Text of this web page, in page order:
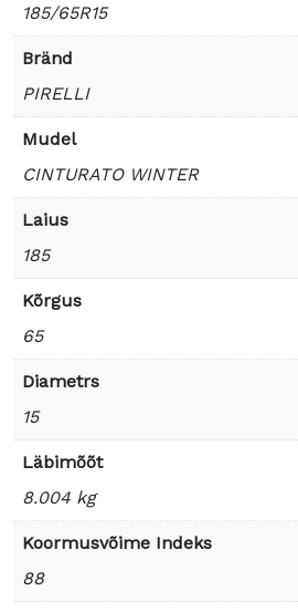
185/65R15
Bränd
PIRELLI
Mudel
CINTURATO WINTER
Laius
185
Kõrgus
65
Diametrs
15
Läbimõõt
8.004 kg
Koormusvõime Indeks
88